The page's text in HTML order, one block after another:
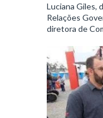
Luciana Giles,
Relações
diretora de